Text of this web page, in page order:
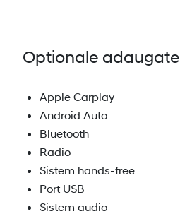
Optionale adaugate
Apple Carplay
Android Auto
Bluetooth
Radio
Sistem hands-free
Port USB
Sistem audio